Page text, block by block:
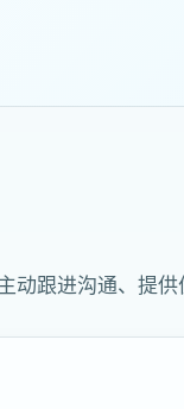
跟进沟通、提供